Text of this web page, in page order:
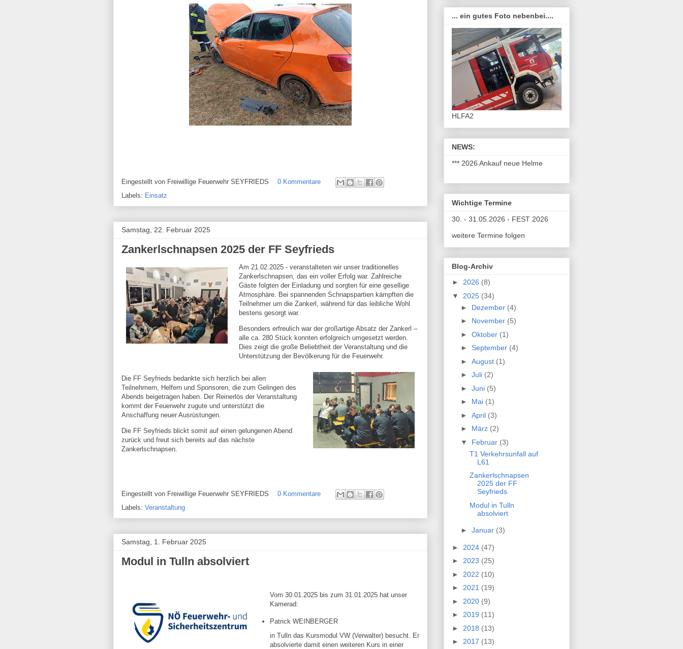
Eingestellt von Freiwillige Feuerwehr SEYFRIEDS
0 Kommentare
Labels: Einsatz
Samstag, 22. Februar 2025
Zankerlschnapsen 2025 der FF Seyfrieds
Am 21.02.2025 - veranstalteten wir unser traditionelles
Zankerlschnapsen, das ein voller Erfolg war. Zahlreiche
Gäste folgten der Einladung und sorgten für eine gesellige
Atmosphäre. Bei spannenden Schnapspartien kämpften die
Teilnehmer um die Zankerl, während für das leibliche Wohl
bestens gesorgt war.
Besonders erfreulich war der großartige Absatz der Zankerl –
alle ca. 280 Stück konnten erfolgreich umgesetzt werden.
Dies zeigt die große Beliebtheit der Veranstaltung und die
Unterstützung der Bevölkerung für die Feuerwehr.
Die FF Seyfrieds bedankte sich herzlich bei allen
Teilnehmern, Helfern und Sponsoren, die zum Gelingen des
Abends beigetragen haben. Der Reinerlös der Veranstaltung
kommt der Feuerwehr zugute und unterstützt die
Anschaffung neuer Ausrüstungen.
Die FF Seyfrieds blickt somit auf einen gelungenen Abend
zurück und freut sich bereits auf das nächste
Zankerlschnapsen.
Eingestellt von Freiwillige Feuerwehr SEYFRIEDS
0 Kommentare
Labels: Veranstaltung
Samstag, 1. Februar 2025
Modul in Tulln absolviert
Vom 30.01.2025 bis zum 31.01.2025 hat unser
Kamerad:
Patrick WEINBERGER
in Tulln das Kursmodul VW (Verwalter) besucht. Er
absolvierte damit einen weiteren Kurs in einer
... ein gutes Foto nebenbei....
HLFA2
NEWS:
*** 2026 Ankauf neue Helme
Wichtige Termine
30. - 31.05.2026 - FEST 2026
weitere Termine folgen
Blog-Archiv
► 2026 (8)
▼ 2025 (34)
► Dezember (4)
► November (5)
► Oktober (1)
► September (4)
► August (1)
► Juli (2)
► Juni (5)
► Mai (1)
► April (3)
► März (2)
▼ Februar (3)
T1 Verkehrsunfall auf
L61
Zankerlschnapsen
2025 der FF
Seyfrieds
Modul in Tulln
absolviert
► Januar (3)
► 2024 (47)
► 2023 (25)
► 2022 (10)
► 2021 (19)
► 2020 (9)
► 2019 (11)
► 2018 (13)
► 2017 (13)